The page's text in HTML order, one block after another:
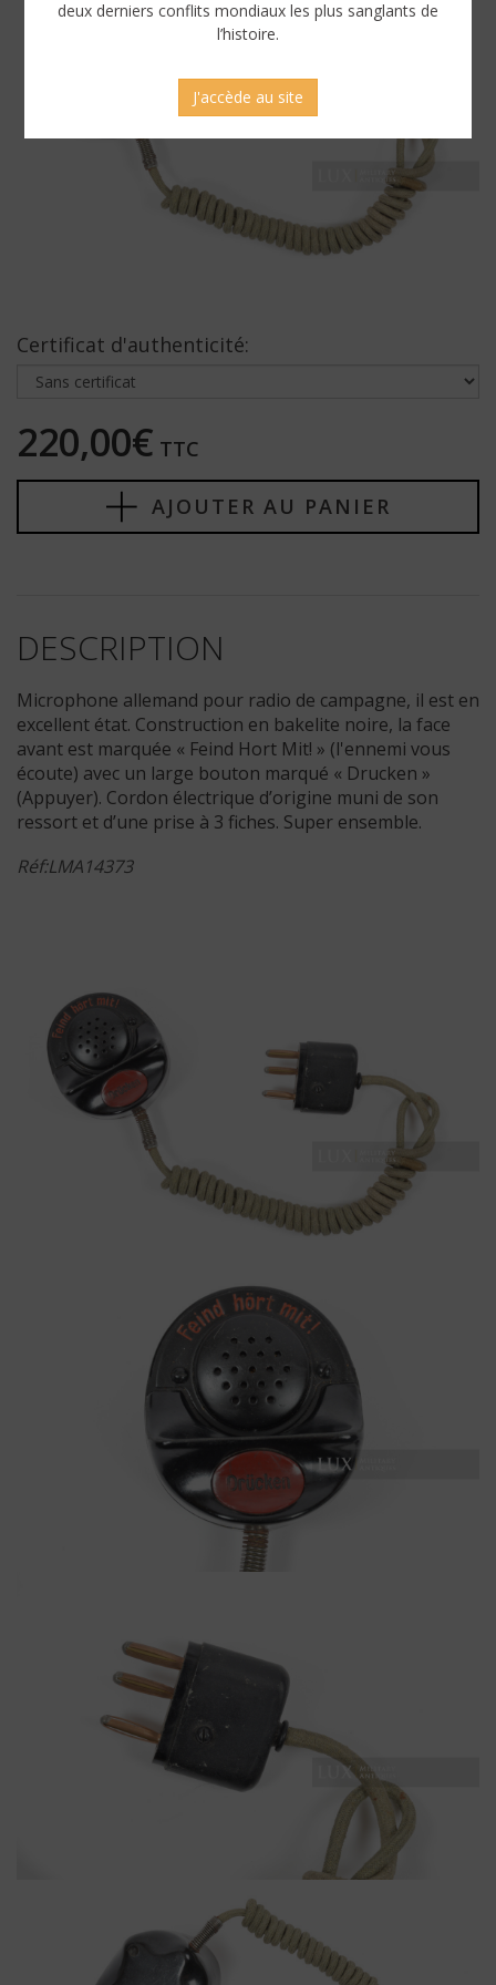
Certificat d'authenticité:
220,00€ TTC
AJOUTER AU PANIER
DESCRIPTION
Microphone allemand pour radio de campagne, il est en
excellent état. Construction en bakelite noire, la face
avant est marquée « Feind Hort Mit! » (l'ennemi vous
écoute) avec un large bouton marqué « Drucken »
(Appuyer). Cordon électrique d’origine muni de son
ressort et d’une prise à 3 fiches. Super ensemble.
Réf:LMA14373
deux derniers conflits mondiaux les plus sanglants de
l’histoire.
J'accède au site